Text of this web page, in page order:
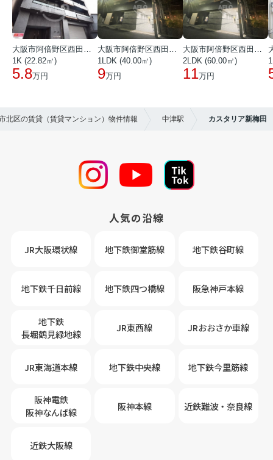
大阪市阿倍野区西田辺町１丁目
1K (22.82㎡)
5.8万円
大阪市阿倍野区西田辺町１丁目
1LDK (40.00㎡)
9万円
大阪市阿倍野区西田辺町１丁目
2LDK (60.00㎡)
11万円
北区の賃貸（賃貸マンション）物件情報 中津駅 カスタリア新梅田
人気の沿線
JR大阪環状線 地下鉄御堂筋線 地下鉄谷町線
地下鉄千日前線 地下鉄四つ橋線 阪急神戸本線
地下鉄
長堀鶴見緑地線
JR東西線 JRおおさか車線
JR東海道本線 地下鉄中央線 地下鉄今里筋線
阪神電鉄
阪神なんば線
阪神本線 近鉄難波・奈良線
近鉄大阪線